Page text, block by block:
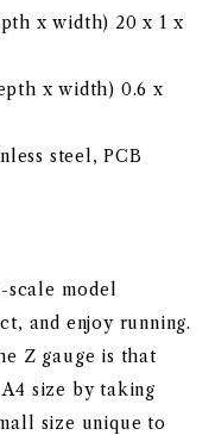
x width) 20 x 1 x
x width) 0.6 x
steel, PCB
scale model
and enjoy running.
Z gauge is that
size by taking
size unique to